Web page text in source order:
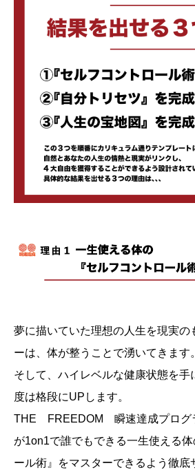
夢に描いていた理想の人生を現実の
ーは、体が整うことで湧いてきます。
そして、ハイレベルな健康状態を手
度は格段にUPします。
THE FREEDOM 瞬速達成プログ
が1on1で誰でもできる一生使える
ール術』をマスターできるよう徹底